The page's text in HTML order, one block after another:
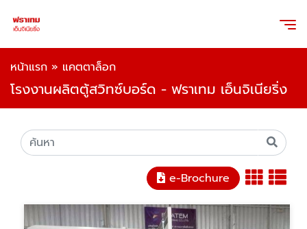
หน้าแรก » แคตตาล็อก
โรงงานผลิตตู้สวิทซ์บอร์ด - ฟราเทม เอ็นจิเนียริ่ง
e-Brochure